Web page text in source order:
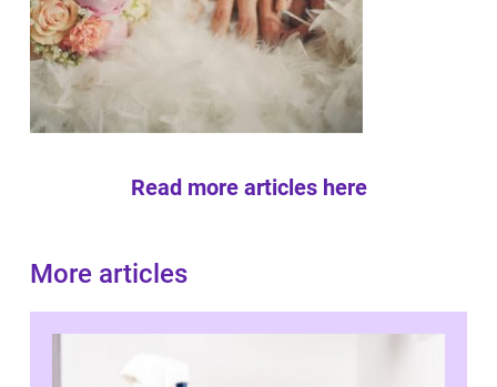
Read more articles here
More articles